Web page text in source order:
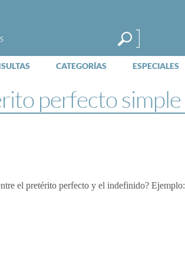
CATEGORÍAS ESPECIALES
perfecto simple
el pretérito perfecto y el indefinido? Ejemplo: